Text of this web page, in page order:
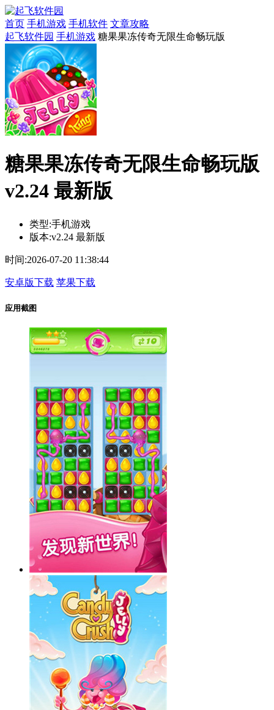
首页 手机游戏 手机软件 文章攻略
起飞软件园 手机游戏 糖果果冻传奇无限生命畅玩版
糖果果冻传奇无限生命畅玩版
v2.24 最新版
类型:手机游戏
版本:v2.24 最新版
时间:2026-07-20 11:38:44
安卓版下载 苹果下载
应用截图